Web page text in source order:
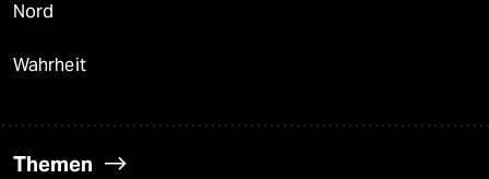
Nord
Wahrheit
Themen